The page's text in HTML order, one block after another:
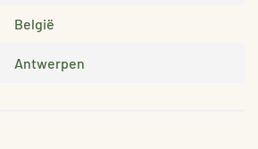
België
Antwerpen